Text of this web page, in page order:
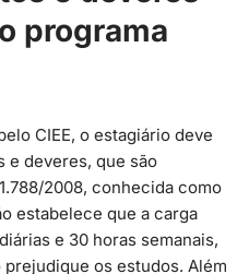
programa
CIEE, o estagiário deve
e deveres, que são
2008, conhecida como
estabelece que a carga
e 30 horas semanais,
os estudos. Além